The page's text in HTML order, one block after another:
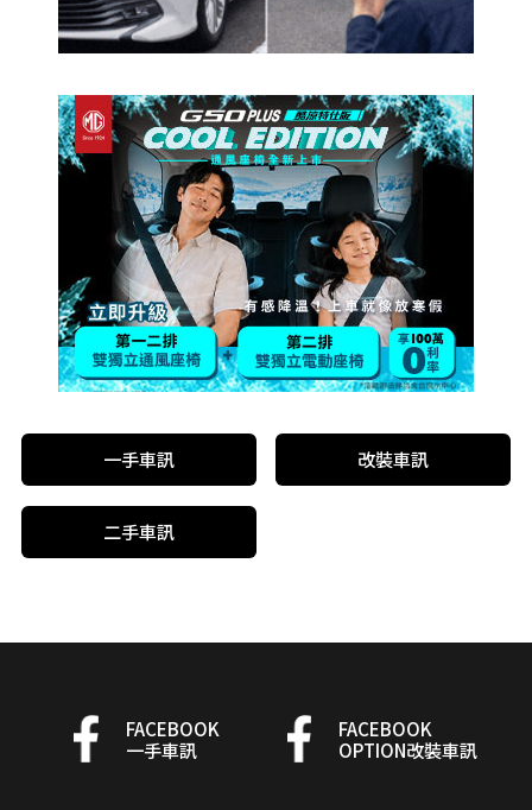
一手車訊 改裝車訊
二手車訊
FACEBOOK
一手車訊
FACEBOOK
OPTION改裝車訊